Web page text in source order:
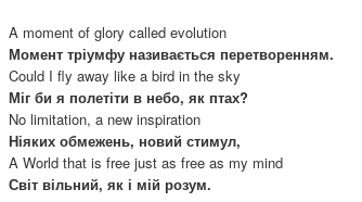
A moment of glory called evolution
Момент тріумфу називається перетворенням.
Could I fly away like a bird in the sky
Міг би я полетіти в небо, як птах?
No limitation, a new inspiration
Ніяких обмежень, новий стимул,
A World that is free just as free as my mind
Світ вільний, як і мій розум.